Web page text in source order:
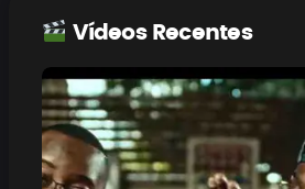
Vídeos Recentes